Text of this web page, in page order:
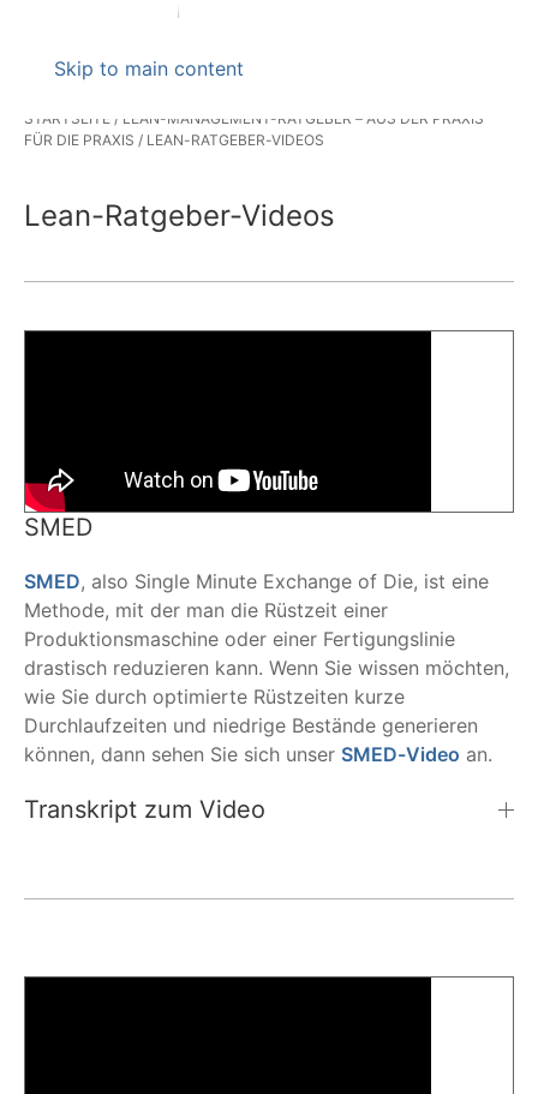
Skip to main content
STARTSEITE
LEAN-MANAGEMENT-RATGEBER – AUS DER PRAXIS
FÜR DIE PRAXIS
LEAN-RATGEBER-VIDEOS
Lean-Ratgeber-Videos
SMED
SMED, also Single Minute Exchange of Die, ist eine
Methode, mit der man die Rüstzeit einer
Produktionsmaschine oder einer Fertigungslinie
drastisch reduzieren kann. Wenn Sie wissen möchten,
wie Sie durch optimierte Rüstzeiten kurze
Durchlaufzeiten und niedrige Bestände generieren
können, dann sehen Sie sich unser ‌ SMED-Video an.
Transkript zum Video